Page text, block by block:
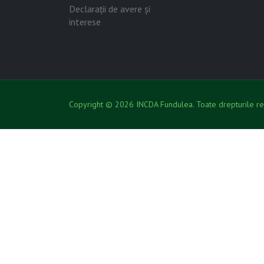
Declarații de avere și
interese
Copyright © 2026 INCDA Fundulea. Toate drepturile